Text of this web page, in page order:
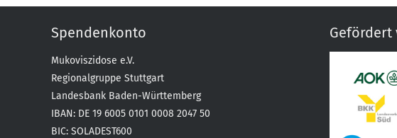
Spendenkonto
Mukoviszidose e.V.
Regionalgruppe Stuttgart
Landesbank Baden-Württemberg
IBAN: DE 19 6005 0101 0008 2047 50
BIC: SOLADEST600
Gefördert